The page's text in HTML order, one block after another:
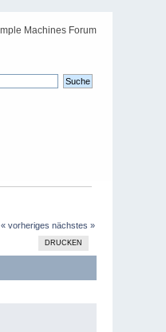
« vorheriges nächstes »
DRUCKEN